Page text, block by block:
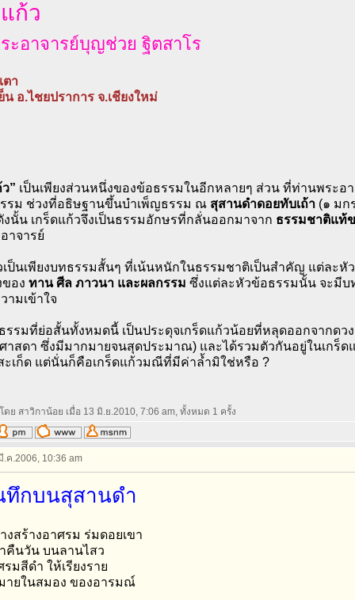
ก้ว
ะอาจารย์บุญช่วย ฐิตสาโร
ตา
น อ.ไชยปราการ จ.เชียงใหม่
” เป็นเพียงส่วนหนึ่งของข้อธรรมในอีกหลายๆ ส่วน ที่ท่านพระอา
รม ช่วงที่อธิษฐานขึ้นบำเพ็ญธรรม ณ สุสานดำดอยทับเถ้า (๑ มก
นั้น เกร็ดแก้วจึงเป็นธรรมอักษรที่กลั่นออกมาจาก ธรรมชาติแท้
าจารย์
เป็นเพียงบทธรรมสั้นๆ ที่เน้นหนักในธรรมชาติเป็นสำคัญ แต่ละหั
ของ ทาน ศีล ภาวนา และผลกรรม ซึ่งแต่ละหัวข้อธรรมนั้น จะมีบ
ามเข้าใจ
รรมที่ย่อสั้นทั้งหมดนี้ เป็นประดุจเกร็ดแก้วน้อยที่หลุดออกจากด
าสดา ซึ่งมีมากมายจนสุดประมาณ) และได้รวมตัวกันอยู่ในเกร็ด
ะเก็ด แต่นั่นก็คือเกร็ดแก้วมณีที่มีค่าล้ำมิใช่หรือ ?
ย สาวิกาน้อย เมื่อ 13 มิ.ย.2010, 7:06 am, ทั้งหมด 1 ครั้ง
.ค.2006, 10:36 am
กบนสุสานดำ
งสร้างอาศรม ร่มดอยเขา
าคืนวัน บนลานไสว
มสีดำ ให้เรียงราย
ายในสมอง ของอารมณ์